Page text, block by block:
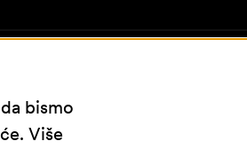
bismo
Više